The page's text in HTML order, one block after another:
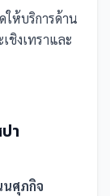
ให้บริการด้าน
ชิงเทราและ
า
นศุภกิจ